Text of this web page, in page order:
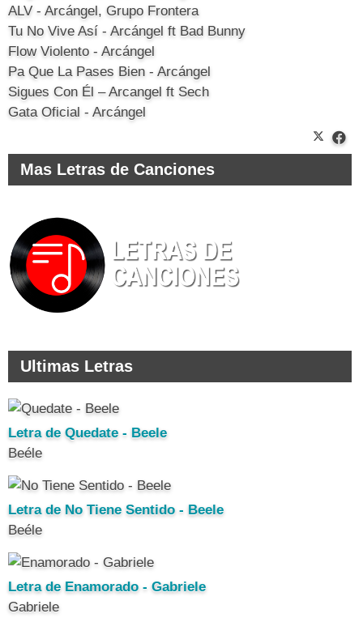
ALV - Arcángel, Grupo Frontera
Tu No Vive Así - Arcángel ft Bad Bunny
Flow Violento - Arcángel
Pa Que La Pases Bien - Arcángel
Sigues Con Él – Arcangel ft Sech
Gata Oficial - Arcángel
Mas Letras de Canciones
Ultimas Letras
Letra de Quedate - Beele
Beéle
Letra de No Tiene Sentido - Beele
Beéle
Letra de Enamorado - Gabriele
Gabriele